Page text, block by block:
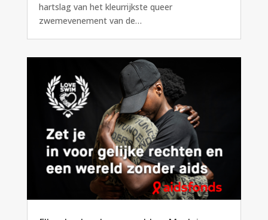
hartslag van het kleurrijkste queer
zwemevenement van de…